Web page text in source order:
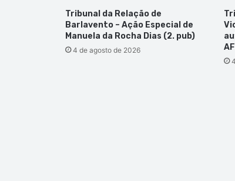
Tribunal da Relação de
Barlavento – Ação Especial de
Manuela da Rocha Dias (2. pub)
4 de agosto de 2026